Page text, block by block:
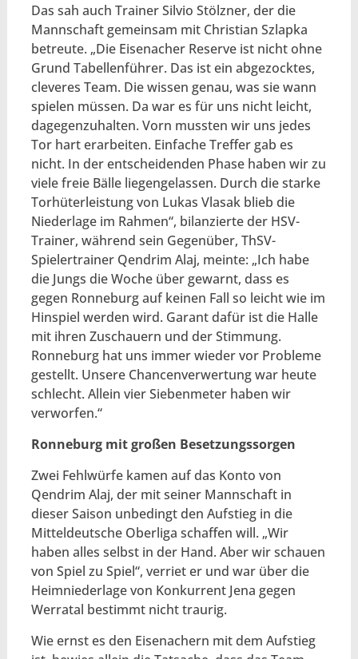
Das sah auch Trainer Silvio Stölzner, der die
Mannschaft gemeinsam mit Christian Szlapka
betreute. „Die Eisenacher Reserve ist nicht ohne
Grund Tabellenführer. Das ist ein abgezocktes,
cleveres Team. Die wissen genau, was sie wann
spielen müssen. Da war es für uns nicht leicht,
dagegenzuhalten. Vorn mussten wir uns jedes
Tor hart erarbeiten. Einfache Treffer gab es
nicht. In der entscheidenden Phase haben wir zu
viele freie Bälle liegengelassen. Durch die starke
Torhüterleistung von Lukas Vlasak blieb die
Niederlage im Rahmen“, bilanzierte der HSV-
Trainer, während sein Gegenüber, ThSV-
Spielertrainer Qendrim Alaj, meinte: „Ich habe
die Jungs die Woche über gewarnt, dass es
gegen Ronneburg auf keinen Fall so leicht wie im
Hinspiel werden wird. Garant dafür ist die Halle
mit ihren Zuschauern und der Stimmung.
Ronneburg hat uns immer wieder vor Probleme
gestellt. Unsere Chancenverwertung war heute
schlecht. Allein vier Siebenmeter haben wir
verworfen.“
Ronneburg mit großen Besetzungssorgen
Zwei Fehlwürfe kamen auf das Konto von
Qendrim Alaj, der mit seiner Mannschaft in
dieser Saison unbedingt den Aufstieg in die
Mitteldeutsche Oberliga schaffen will. „Wir
haben alles selbst in der Hand. Aber wir schauen
von Spiel zu Spiel“, verriet er und war über die
Heimniederlage von Konkurrent Jena gegen
Werratal bestimmt nicht traurig.
Wie ernst es den Eisenachern mit dem Aufstieg